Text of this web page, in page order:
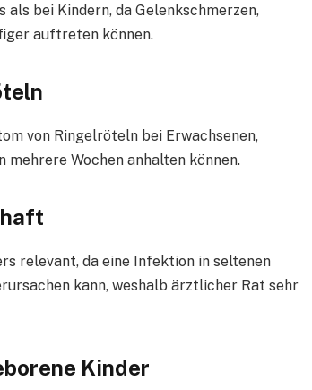
bei Kindern, da Gelenkschmerzen,
auftreten können.
von Ringelröteln bei Erwachsenen,
mehrere Wochen anhalten können.
relevant, da eine Infektion in seltenen
kann, weshalb ärztlicher Rat sehr
Kinder